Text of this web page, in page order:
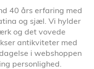
40 års erfaring med
og sjæl. Vi hylder
og det vovede
antikviteter med
i webshoppen
personlighed.